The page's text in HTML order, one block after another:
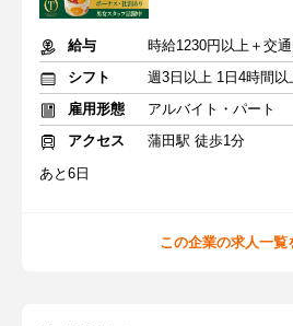
給与
時給1230円以上＋交
シフト
雇用形態
アルバイト・パート
アクセス
蒲田駅 徒歩1分
あと6日
この企業の求人一覧